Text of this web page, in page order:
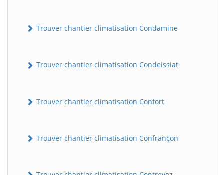
Trouver chantier climatisation Condamine
Trouver chantier climatisation Condeissiat
Trouver chantier climatisation Confort
Trouver chantier climatisation Confrançon
BatiWebPro